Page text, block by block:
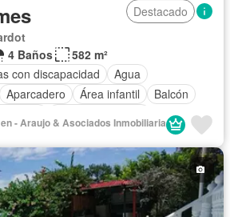
Destacado
4 Baños
582 m²
con discapacidad
Agua
Aparcadero Área infantil
Balcón
de servicio
Jardín Patio Piscina
Vigilante
Vista panorámica
- Araujo & Asociados Inmobiliaria